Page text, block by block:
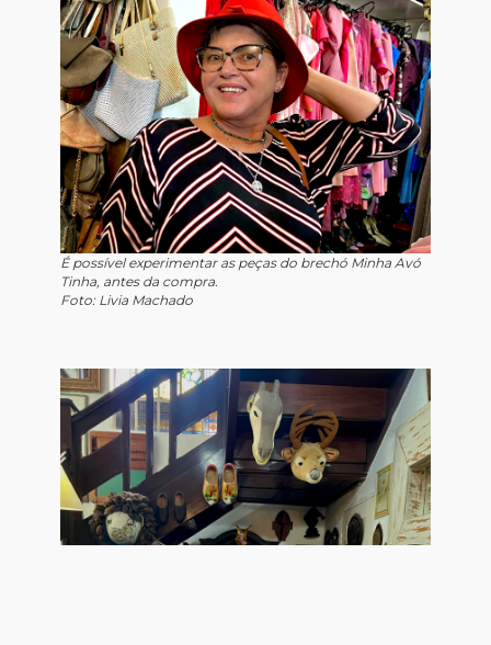
É possível experimentar as peças do brechó Minha Avó
Tinha, antes da compra.
Foto: Livia Machado